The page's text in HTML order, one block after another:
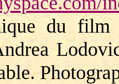
du